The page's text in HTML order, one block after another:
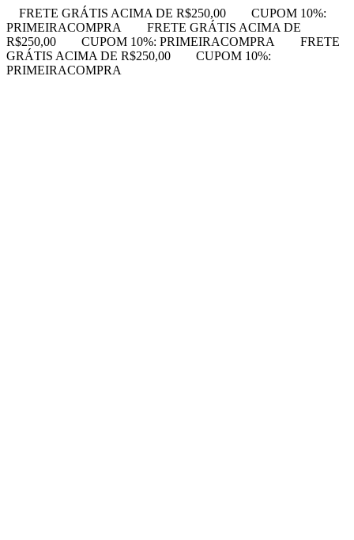
FRETE GRÁTIS ACIMA DE R$250,00
CUPOM 10%:
PRIMEIRACOMPRA
FRETE GRÁTIS ACIMA DE
R$250,00
CUPOM 10%: PRIMEIRACOMPRA
FRETE
GRÁTIS ACIMA DE R$250,00
CUPOM 10%:
PRIMEIRACOMPRA